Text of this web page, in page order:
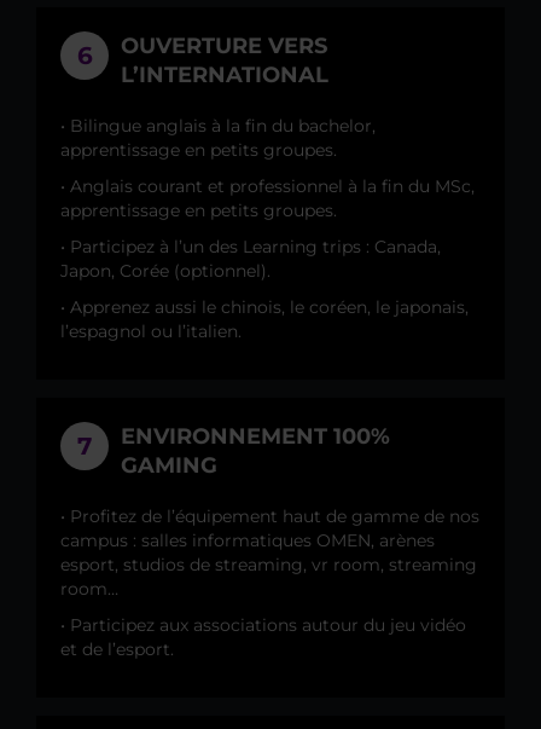
6
OUVERTURE VERS
L’INTERNATIONAL
• Bilingue anglais à la fin du bachelor,
apprentissage en petits groupes.
• Anglais courant et professionnel à la fin du MSc,
apprentissage en petits groupes.
• Participez à l’un des Learning trips : Canada,
Japon, Corée (optionnel).
• Apprenez aussi le chinois, le coréen, le japonais,
l’espagnol ou l’italien.
7
ENVIRONNEMENT 100%
GAMING
• Profitez de l’équipement haut de gamme de nos
campus : salles informatiques OMEN, arènes
esport, studios de streaming, vr room, streaming
room…
• Participez aux associations autour du jeu vidéo
et de l’esport.